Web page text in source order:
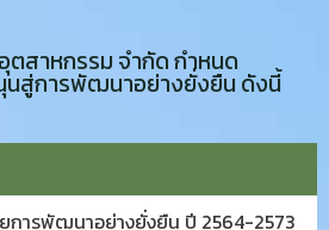
สาหกรรม จำกัด กำหนด
นสู่การพัฒนาอย่างยั่งยืน ดังนี้
ยการพัฒนาอย่างยั่งยืน ปี 2564-2573​